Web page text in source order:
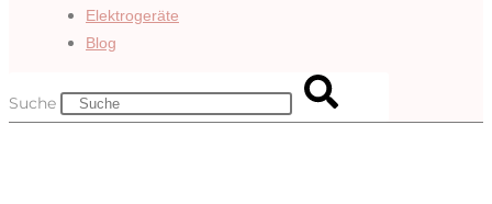
Elektrogeräte
Blog
Suche